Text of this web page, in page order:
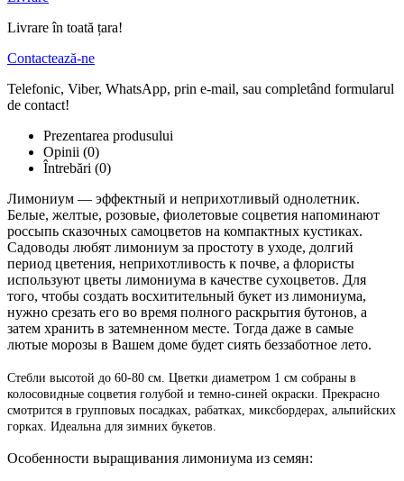
Livrare în toată țara!
Contactează-ne
Telefonic, Viber, WhatsApp, prin e-mail, sau completând formularul
de contact!
Prezentarea produsului
Opinii (0)
Întrebări (0)
Лимониум — эффектный и неприхотливый однолетник.
Белые, желтые, розовые, фиолетовые соцветия напоминают
россыпь сказочных самоцветов на компактных кустиках.
Садоводы любят лимониум за простоту в уходе, долгий
период цветения, неприхотливость к почве, а флористы
используют цветы лимониума в качестве сухоцветов. Для
того, чтобы создать восхитительный букет из лимониума,
нужно срезать его во время полного раскрытия бутонов, а
затем хранить в затемненном месте. Тогда даже в самые
лютые морозы в Вашем доме будет сиять беззаботное лето.
Стебли высотой до 60-80 см. Цветки диаметром 1 см собраны в
колосовидные соцветия голубой и темно-синей окраски. Прекрасно
смотрится в групповых посадках, рабатках, миксбордерах, альпийских
горках. Идеальна для зимних букетов.
Особенности выращивания лимониума из семян: